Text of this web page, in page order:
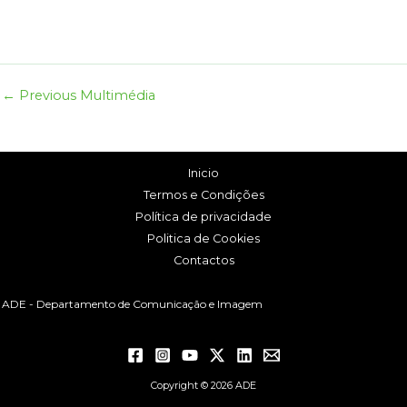
← Previous Multimédia
Inicio
Termos e Condições
Política de privacidade
Politica de Cookies
Contactos
ADE - Departamento de Comunicação e Imagem
Copyright © 2026 ADE